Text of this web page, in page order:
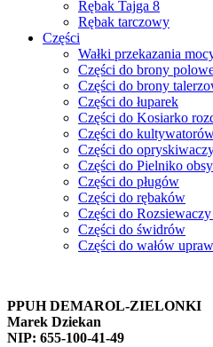
Rębak Tajga 8
Rębak tarczowy
Części
Wałki przekazania
Części do brony
Części do brony
Części do łuparek
Części do Kosiarko
Części do
Części do
Części do Pielniko
Części do pługów
Części do rębaków
Części do
Części do świdrów
Części do wałów
PPUH DEMAROL-ZIELONKI
Marek Dziekan
NIP: 655-100-41-49